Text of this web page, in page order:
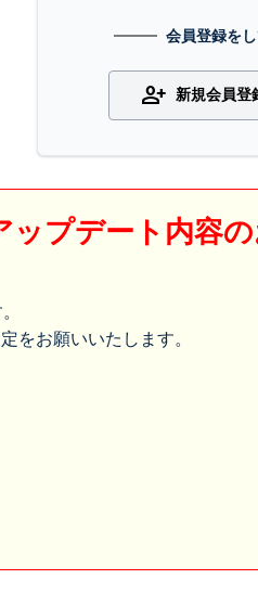
会員登録を
person_add 新規会員登
ップデート内容
をお願いいたします。